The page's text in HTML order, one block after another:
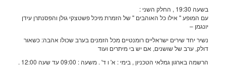
המופע " אילו כל האוהבים " של הזמרת מיכל פשטצקי גולן והפסנתרן עידן
יחד שירים ישראליים רומנטיים מכל הזמנים בערב שכולו אהבה: כשאור
ערב של שושנים, אם יש בי מיתרים ועוד
הרשמה בארגון גמלאי הטכניון , בימי : א' ו ד' . משעה : 09:00 עד שעה 12:00 .